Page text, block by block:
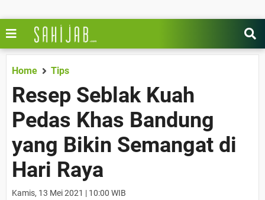
Home Tips
Resep Seblak Kuah
Pedas Khas Bandung
yang Bikin Semangat di
Hari Raya
Kamis, 13 Mei 2021 | 10:00 WIB